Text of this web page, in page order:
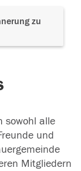
zu
sowohl alle
und
Mitgliedern